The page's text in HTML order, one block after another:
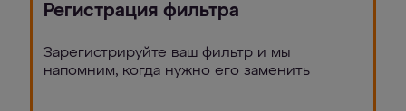
Регистрация фильтра
Зарегистрируйте ваш фильтр и мы
напомним, когда нужно его заменить